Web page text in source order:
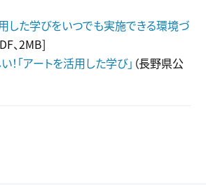
した学びをいつでも実施できる環境づ
、2MB]
！「アートを活用した学び」 （長野県公